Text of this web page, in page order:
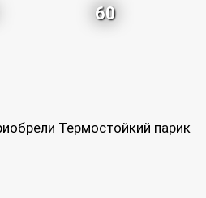
60
Термостойкий парик